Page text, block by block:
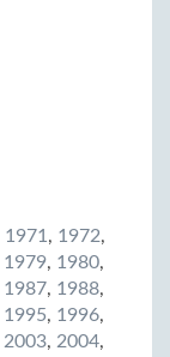
1971, 1972,
1979, 1980,
1987, 1988,
1995, 1996,
2003, 2004,